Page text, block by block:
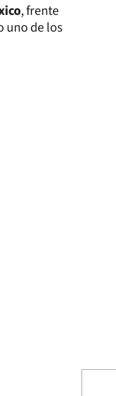
, frente
uno de los